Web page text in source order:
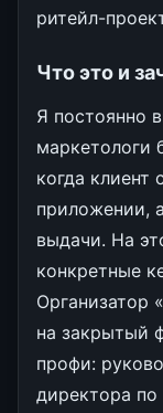
ритейл-
Что это и
Я постоянно
маркетологи
когда клиент
приложении,
выдачи. На
конкретные
Организатор
на закрытый
профи:
директора по